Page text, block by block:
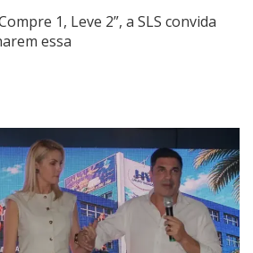
1, Leve 2”, a SLS convida
essa